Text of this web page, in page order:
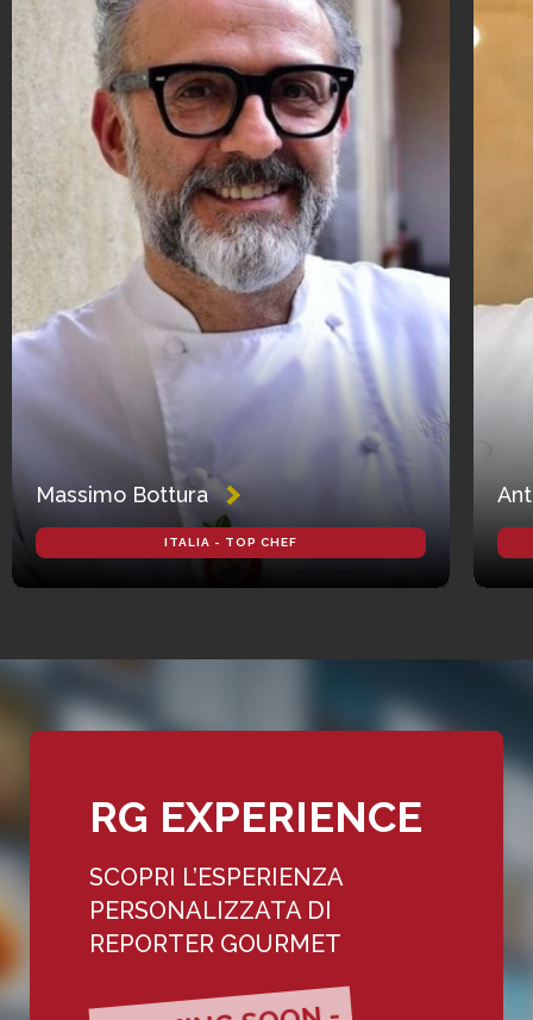
Massimo Bottura
ITALIA - TOP CHEF
RG EXPERIENCE
SCOPRI L’ESPERIENZA
PERSONALIZZATA DI
REPORTER GOURMET